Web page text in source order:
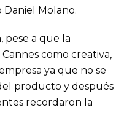
Molano.
pese a que la
como creativa,
ya que no se
producto y después
recordaron la